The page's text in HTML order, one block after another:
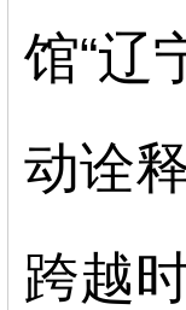
馆“辽
动诠
跨越